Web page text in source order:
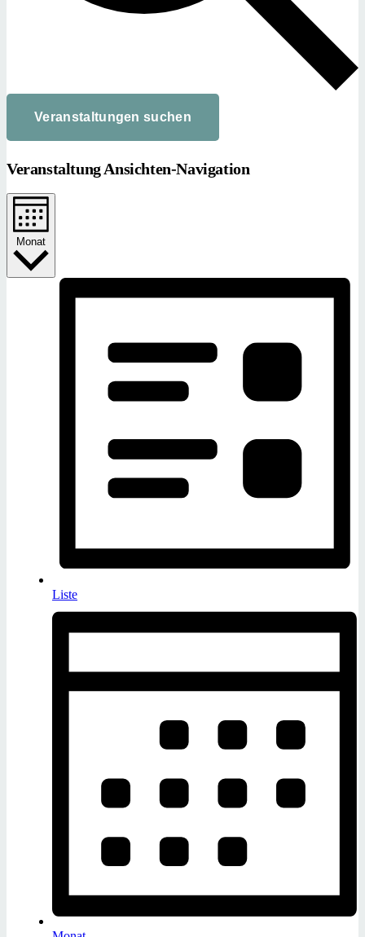
Veranstaltungen suchen
Veranstaltung Ansichten-Navigation
Monat
Liste